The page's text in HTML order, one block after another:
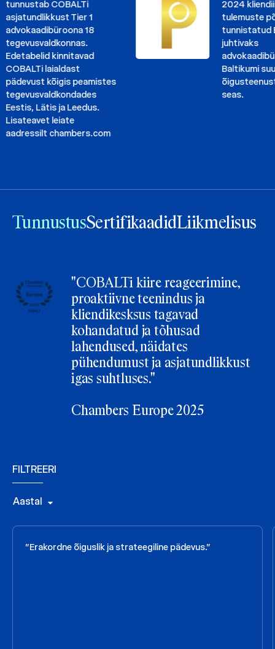
COBALTi
Tier 1
18
kinnitavad
laialdast
kõigis peamistes
Lätis ja Leedus.
leiate
chambers.com
2024
tulemuste põhjal
tunnistatud
juhtivaks
Baltikumi
õigusteenuste
seas.
TunnustusSertifikaadidLiikmelisus
"COBALTi kiire reageerimine,
proaktiivne teenindus ja
kliendikesksus tagavad
kohandatud ja tõhusad
lahendused, näidates
pühendumust ja asjatundlikkust
igas suhtluses."
Chambers Europe 2025
FILTREERI
Aastal
"Erakordne õiguslik ja strateegiline pädevus."